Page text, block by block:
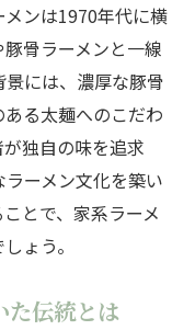
ンは1970年代に横
骨ラーメンと一線
には、濃厚な豚骨
る太麺へのこだわ
独自の味を追求
ーメン文化を築い
とで、家系ラーメ
ょう。
た伝統とは